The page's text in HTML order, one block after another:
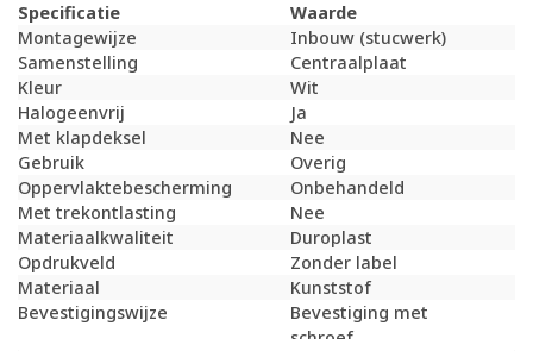
Specificatie
Waarde
Montagewijze
Inbouw (stucwerk)
Samenstelling
Centraalplaat
Kleur
Wit
Halogeenvrij
Ja
Met klapdeksel
Nee
Gebruik
Overig
Oppervlaktebescherming
Onbehandeld
Met trekontlasting
Nee
Materiaalkwaliteit
Duroplast
Opdrukveld
Zonder label
Materiaal
Kunststof
Bevestigingswijze
Bevestiging met
schroef